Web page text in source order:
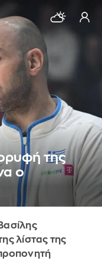
της
ο
λίστας της